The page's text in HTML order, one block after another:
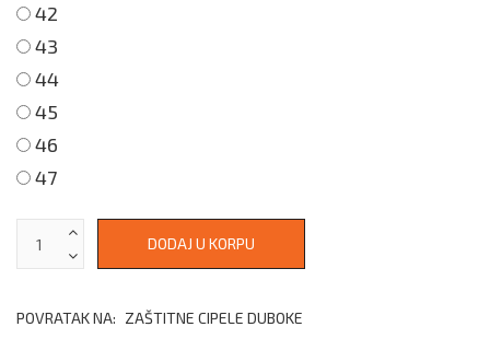
42
43
44
45
46
47
POVRATAK NA: ZAŠTITNE CIPELE DUBOKE